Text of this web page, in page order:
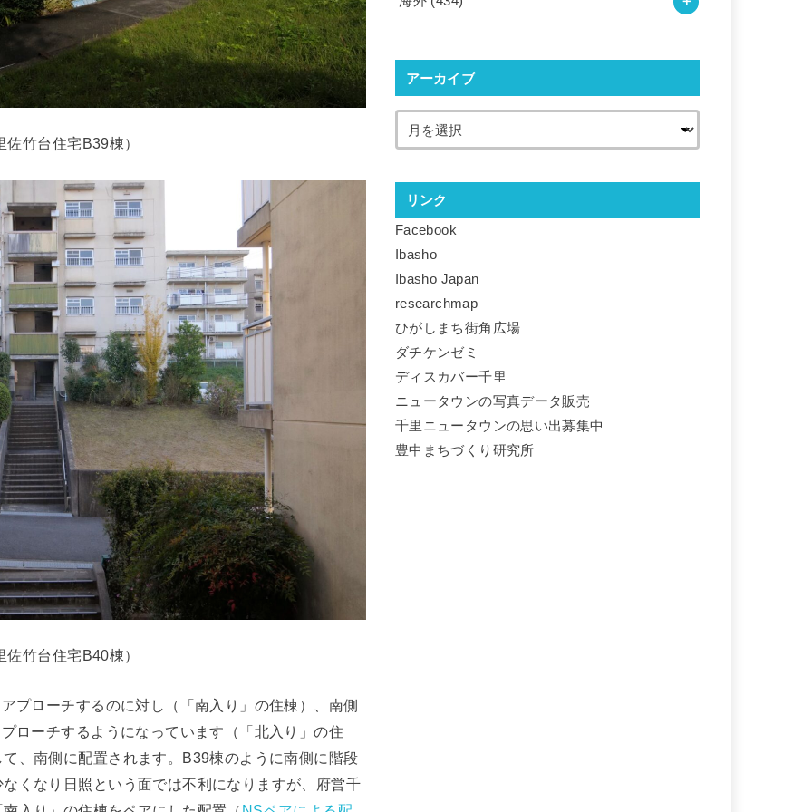
佐竹台住宅B39棟）
佐竹台住宅B40棟）
プローチするのに対し（「南入り」の住棟）、南側
ローチするようになっています（「北入り」の住
、南側に配置されます。B39棟のように南側に階段
くなり日照という面では不利になりますが、府営千
アーカイブ
リンク
Facebook
Ibasho
Ibasho Japan
researchmap
ひがしまち街角広場
ダチケンゼミ
ディスカバー千里
ニュータウンの写真データ販売
千里ニュータウンの思い出募集中
豊中まちづくり研究所